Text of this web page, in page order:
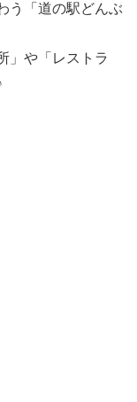
う「道の駅どんぶ
」や「レストラ